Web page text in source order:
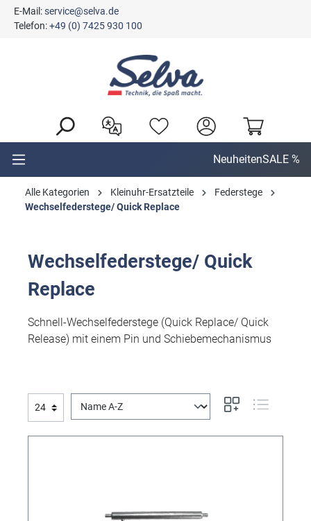
springen
E-Mail:service@selva.de
Telefon:+49 (0) 7425 930 100
NeuheitenSALE %
Alle Kategorien Kleinuhr-Ersatzteile
Federstege
Wechselfederstege/ Quick Replace
Wechselfederstege/ Quick
Replace
Schnell-Wechselfederstege (Quick Replace/ Quick
Release) mit einem Pin und Schiebemechanismus